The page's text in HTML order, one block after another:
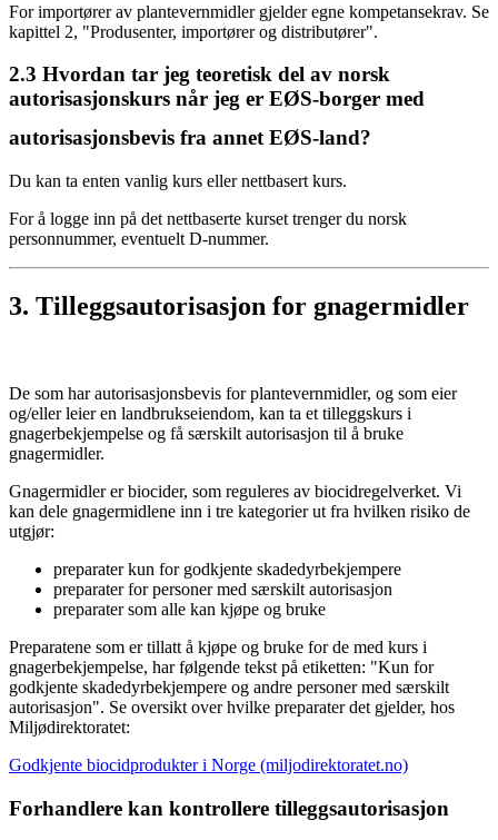
For importører av plantevernmidler gjelder egne kompetansekrav. Se
kapittel 2, "Produsenter, importører og distributører".
2.3 Hvordan tar jeg teoretisk del av norsk
autorisasjonskurs når jeg er EØS-borger med
autorisasjonsbevis fra annet EØS-land?
Du kan ta enten vanlig kurs eller nettbasert kurs.
For å logge inn på det nettbaserte kurset trenger du norsk
personnummer, eventuelt D-nummer.
3. Tilleggsautorisasjon for gnagermidler
De som har autorisasjonsbevis for plantevernmidler, og som eier
og/eller leier en landbrukseiendom, kan ta et tilleggskurs i
gnagerbekjempelse og få særskilt autorisasjon til å bruke
gnagermidler.
Gnagermidler er biocider, som reguleres av biocidregelverket. Vi
kan dele gnagermidlene inn i tre kategorier ut fra hvilken risiko de
utgjør:
preparater kun for godkjente skadedyrbekjempere
preparater for personer med særskilt autorisasjon
preparater som alle kan kjøpe og bruke
Preparatene som er tillatt å kjøpe og bruke for de med kurs i
gnagerbekjempelse, har følgende tekst på etiketten: "Kun for
godkjente skadedyrbekjempere og andre personer med særskilt
autorisasjon". Se oversikt over hvilke preparater det gjelder, hos
Miljødirektoratet:
Godkjente biocidprodukter i Norge (miljodirektoratet.no)
Forhandlere kan kontrollere tilleggsautorisasjon